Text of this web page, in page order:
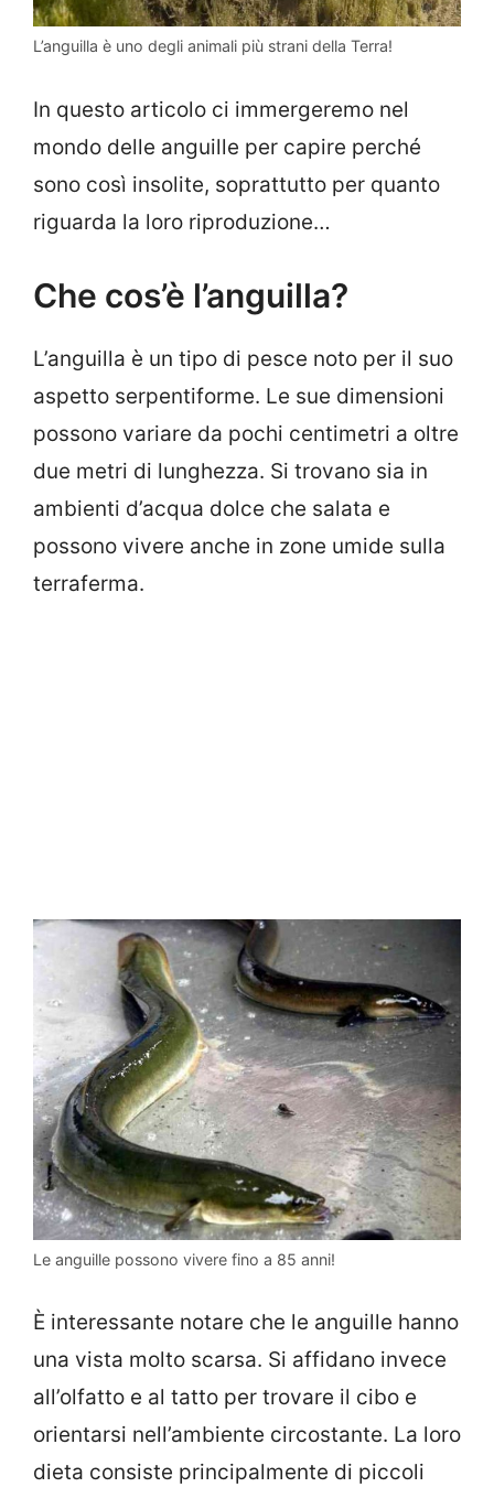
L’anguilla è uno degli animali più strani della Terra!
In questo articolo ci immergeremo nel
mondo delle anguille per capire perché
sono così insolite, soprattutto per quanto
riguarda la loro riproduzione…
Che cos’è l’anguilla?
L’anguilla è un tipo di pesce noto per il suo
aspetto serpentiforme. Le sue dimensioni
possono variare da pochi centimetri a oltre
due metri di lunghezza. Si trovano sia in
ambienti d’acqua dolce che salata e
possono vivere anche in zone umide sulla
terraferma.
Le anguille possono vivere fino a 85 anni!
È interessante notare che le anguille hanno
una vista molto scarsa. Si affidano invece
all’olfatto e al tatto per trovare il cibo e
orientarsi nell’ambiente circostante. La loro
dieta consiste principalmente di piccoli